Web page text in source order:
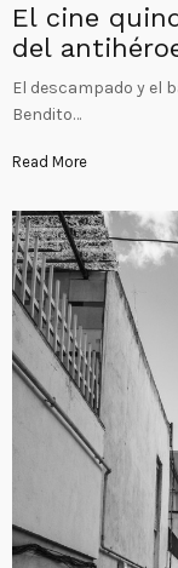
El cine
del
El descampado y el
Bendito…
Read More